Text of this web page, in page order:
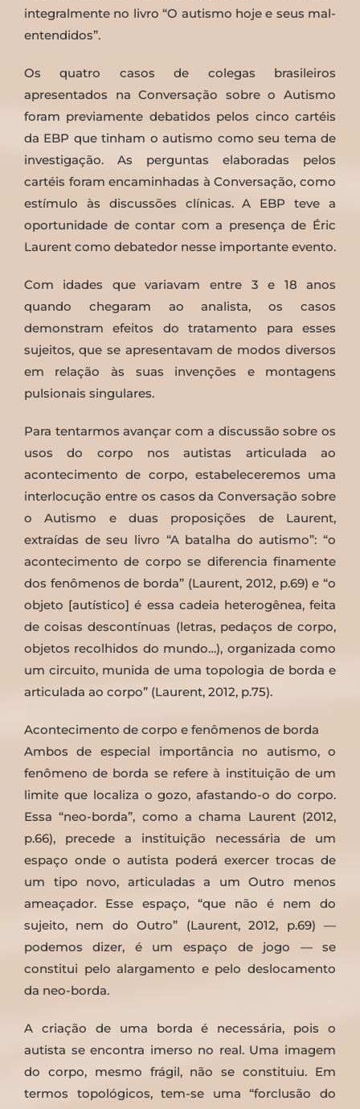
integralmente no livro “O autismo hoje e seus mal-
entendidos”.
Os quatro casos de colegas brasileiros
apresentados na Conversação sobre o Autismo
foram previamente debatidos pelos cinco cartéis
da EBP que tinham o autismo como seu tema de
investigação. As perguntas elaboradas pelos
cartéis foram encaminhadas à Conversação, como
estímulo às discussões clínicas. A EBP teve a
oportunidade de contar com a presença de Éric
Laurent como debatedor nesse importante evento.
Com idades que variavam entre 3 e 18 anos
quando chegaram ao analista, os casos
demonstram efeitos do tratamento para esses
sujeitos, que se apresentavam de modos diversos
em relação às suas invenções e montagens
pulsionais singulares.
Para tentarmos avançar com a discussão sobre os
usos do corpo nos autistas articulada ao
acontecimento de corpo, estabeleceremos uma
interlocução entre os casos da Conversação sobre
o Autismo e duas proposições de Laurent,
extraídas de seu livro “A batalha do autismo”: “o
acontecimento de corpo se diferencia finamente
dos fenômenos de borda” (Laurent, 2012, p.69) e “o
objeto [autístico] é essa cadeia heterogênea, feita
de coisas descontínuas (letras, pedaços de corpo,
objetos recolhidos do mundo…), organizada como
um circuito, munida de uma topologia de borda e
articulada ao corpo” (Laurent, 2012, p.75).
Acontecimento de corpo e fenômenos de borda
Ambos de especial importância no autismo, o
fenômeno de borda se refere à instituição de um
limite que localiza o gozo, afastando-o do corpo.
Essa “neo-borda”, como a chama Laurent (2012,
p.66), precede a instituição necessária de um
espaço onde o autista poderá exercer trocas de
um tipo novo, articuladas a um Outro menos
ameaçador. Esse espaço, “que não é nem do
sujeito, nem do Outro” (Laurent, 2012, p.69) —
podemos dizer, é um espaço de jogo — se
constitui pelo alargamento e pelo deslocamento
da neo-borda.
A criação de uma borda é necessária, pois o
autista se encontra imerso no real. Uma imagem
do corpo, mesmo frágil, não se constituiu. Em
termos topológicos, tem-se uma “forclusão do